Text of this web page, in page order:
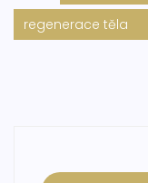
regenerace těla